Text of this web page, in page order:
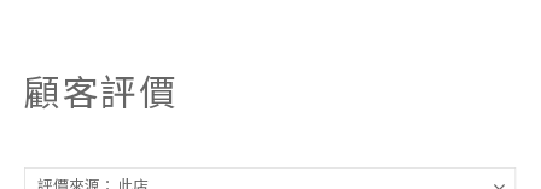
顧客評價